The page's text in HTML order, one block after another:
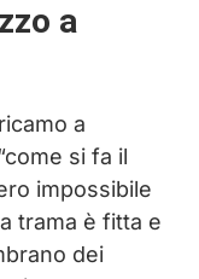
a
a
si fa il
impossibile
trama è fitta e
dei